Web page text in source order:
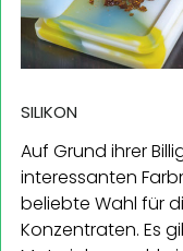
SILIKON
Auf Grund ihrer
interessanten
beliebte Wahl für
Konzentraten. Es